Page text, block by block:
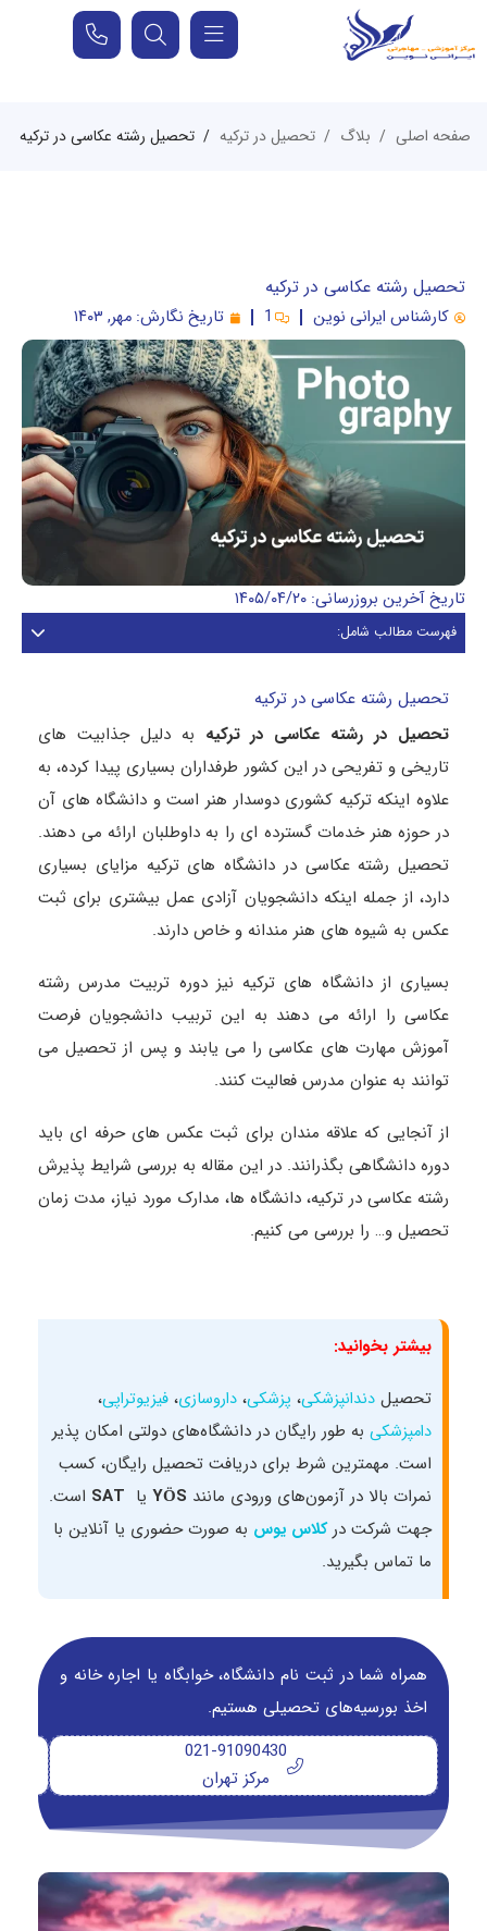
صفحه اصلی بلاگ تحصیل در ترکیه تحصیل رشته عکاسی در ترکیه
تحصیل رشته عکاسی در ترکیه
کارشناس ایرانی نوین 1 تاریخ نگارش: مهر, ۱۴۰۳
تاریخ آخرین بروزرسانی: ۱۴۰۵/۰۴/۲۰
فهرست مطالب شامل:
تحصیل رشته عکاسی در ترکیه
تحصیل در رشته عکاسی در ترکیه به دلیل جذابیت های
تاریخی و تفریحی در این کشور طرفداران بسیاری پیدا کرده، به
علاوه اینکه ترکیه کشوری دوسدار هنر است و دانشگاه های آن
در حوزه هنر خدمات گسترده ای را به داوطلبان ارائه می دهند.
تحصیل رشته عکاسی در دانشگاه های ترکیه مزایای بسیاری
دارد، از جمله اینکه دانشجویان آزادی عمل بیشتری برای ثبت
عکس به شیوه های هنر مندانه و خاص دارند.
بسیاری از دانشگاه های ترکیه نیز دوره تربیت مدرس رشته
عکاسی را ارائه می دهند به این تربیب دانشجویان فرصت
آموزش مهارت های عکاسی را می یابند و پس از تحصیل می
توانند به عنوان مدرس فعالیت کنند.
از آنجایی که علاقه مندان برای ثبت عکس های حرفه ای باید
دوره دانشگاهی بگذرانند. در این مقاله به بررسی شرایط پذیرش
رشته عکاسی در ترکیه، دانشگاه ها، مدارک مورد نیاز، مدت زمان
تحصیل و… را بررسی می کنیم.
بیشتر بخوانید:
تحصیل دندانپزشکی، پزشکی، داروسازی، فیزیوتراپی،
دامپزشکی به طور رایگان در دانشگاه‌‌های دولتی امکان‌ پذیر
است. مهمترین شرط برای دریافت تحصیل رایگان، کسب
نمرات بالا در آزمون‌های ورودی مانند YÖS یا SAT است.
جهت شرکت درکلاس یوس به صورت حضوری یا آنلاین با
ما تماس بگیرید.
همراه شما در ثبت نام دانشگاه‌، خوابگاه یا اجاره خانه و
اخذ بورسیه‌های تحصیلی هستیم.
021-91090430
مرکز تهران